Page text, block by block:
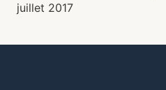
juillet 2017